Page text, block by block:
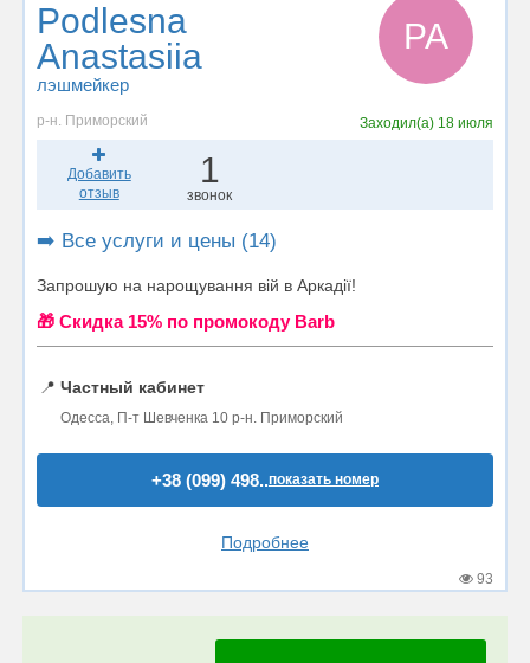
Podlesna
Anastasiia
лэшмейкер
PA
р-н. Приморский Заходил(а) 18 июля
Добавить
отзыв
1
звонок
➡️ Все услуги и цены (14)
Запрошую на нарощування вій в Аркадії!
🎁 Cкидка 15% по промокоду Barb
📍 Частный кабинет
Одесса, П-т Шевченка 10 р-н. Приморский
+38 (099) 498..показать номер
Подробнее
93